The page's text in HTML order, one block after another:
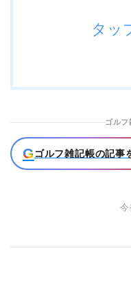
タッ
ゴルフ
G ゴルフ雑記帳の記